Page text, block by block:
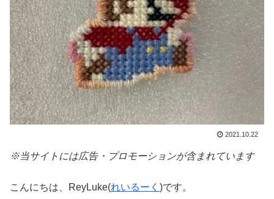
2021.10.22
※当サイトには広告・プロモーションが含まれています
こんにちは、ReyLuke(れいるーく )です。